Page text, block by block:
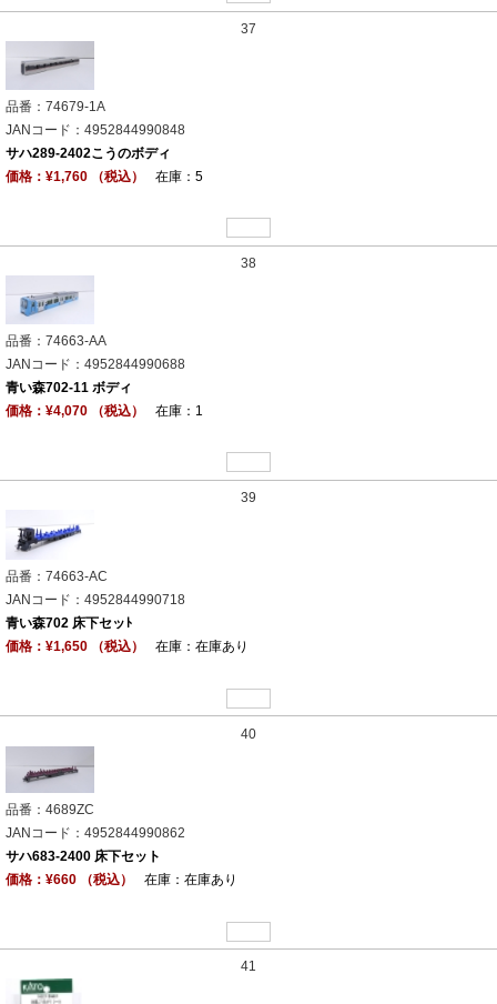
37
品番：74679-1A
JANコード：4952844990848
サハ289-2402こうのボディ
価格：¥1,760 （税込）
在庫：5
38
品番：74663-AA
JANコード：4952844990688
青い森702-11 ボディ
価格：¥4,070 （税込）
在庫：1
39
品番：74663-AC
JANコード：4952844990718
青い森702 床下セッﾄ
価格：¥1,650 （税込）
在庫：在庫あり
40
品番：4689ZC
JANコード：4952844990862
サハ683-2400 床下セット
価格：¥660 （税込）
在庫：在庫あり
41